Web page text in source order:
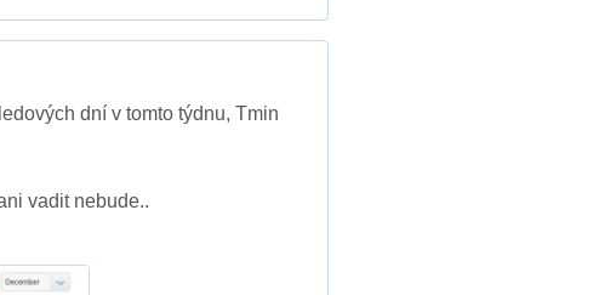
dní v tomto týdnu, Tmin
vadit nebude..